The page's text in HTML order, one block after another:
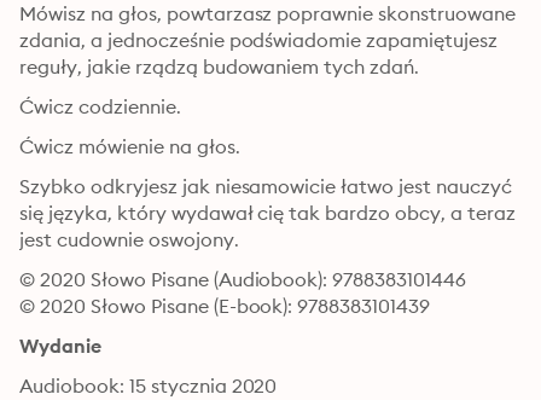
Mówisz na głos, powtarzasz poprawnie skonstruowane
zdania, a jednocześnie podświadomie zapamiętujesz
reguły, jakie rządzą budowaniem tych zdań.
Ćwicz codziennie.
Ćwicz mówienie na głos.
Szybko odkryjesz jak niesamowicie łatwo jest nauczyć
się języka, który wydawał cię tak bardzo obcy, a teraz
jest cudownie oswojony.
© 2020 Słowo Pisane (Audiobook): 9788383101446
© 2020 Słowo Pisane (E-book): 9788383101439
Wydanie
Audiobook: 15 stycznia 2020